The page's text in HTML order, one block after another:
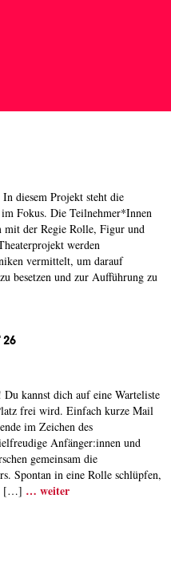
diesem Projekt steht die
im Fokus. Die Teilnehmer*Innen
mit der Regie Rolle, Figur und
werden
vermittelt, um darauf
besetzen und zur Aufführung zu
26
kannst dich auf eine Warteliste
frei wird. Einfach kurze Mail
im Zeichen des
Anfänger:innen und
gemeinsam die
Spontan in eine Rolle schlüpfen,
[…] … weiter